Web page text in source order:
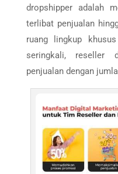
dropshipper adalah
terlibat penjualan
ruang lingkup
seringkali, reseller
penjualan dengan